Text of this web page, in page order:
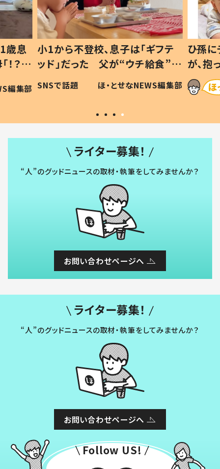
歳息
？」
編集部
小1から不登校、息子は「ギフテ
ッド」だった 父が“ウチ給食”を
作り続ける理由とは #令和の親
#令和の子
SNSで話題 ほ・とせなNEWS編集部
ひ孫
が、
「涙が
い」
ライター募集！
“人”のグッドニュースの取材・執筆をしてみませんか？
お問い合わせページへ
ライター募集！
“人”のグッドニュースの取材・執筆をしてみませんか？
お問い合わせページへ
Follow US!